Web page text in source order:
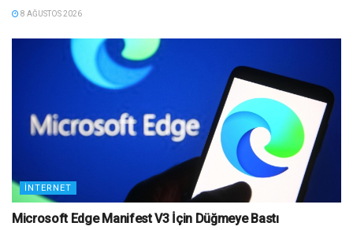
8 AĞUSTOS 2026
İNTERNET
Microsoft Edge Manifest V3 İçin Düğmeye Bastı